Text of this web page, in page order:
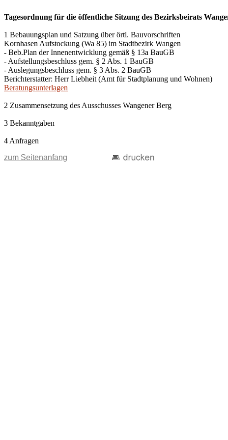
Tagesordnung für die öffentliche Sitzung des Bezirksbeirats
1 Bebauungsplan und Satzung über örtl. Bauvorschriften
Kornhasen Aufstockung (Wa 85) im Stadtbezirk Wangen
- Beb.Plan der Innenentwicklung gemäß § 13a BauGB
- Aufstellungsbeschluss gem. § 2 Abs. 1 BauGB
- Auslegungsbeschluss gem. § 3 Abs. 2 BauGB
Berichterstatter: Herr Liebheit (Amt für Stadtplanung und Wohnen)
Beratungsunterlagen
2 Zusammensetzung des Ausschusses Wangener Berg
3 Bekanntgaben
4 Anfragen
zum Seitenanfang